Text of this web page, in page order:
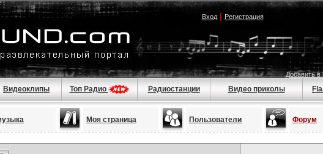
Вход| Регистрация
Добавить в
Видеоклипы Топ Радио Радиостанции Видео приколы
Моя страница Пользователи Форум